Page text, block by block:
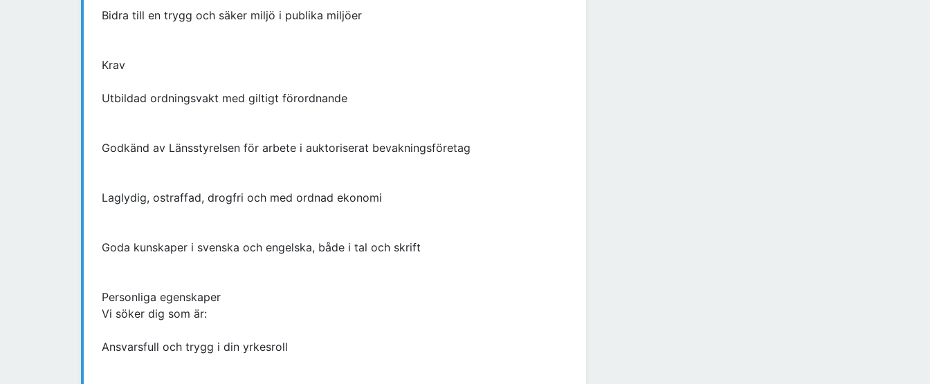
Bidra till en trygg och säker miljö i publika miljöer
Krav
Utbildad ordningsvakt med giltigt förordnande
Godkänd av Länsstyrelsen för arbete i auktoriserat bevakningsföretag
Laglydig, ostraffad, drogfri och med ordnad ekonomi
Goda kunskaper i svenska och engelska, både i tal och skrift
Personliga egenskaper
Vi söker dig som är:
Ansvarsfull och trygg i din yrkesroll